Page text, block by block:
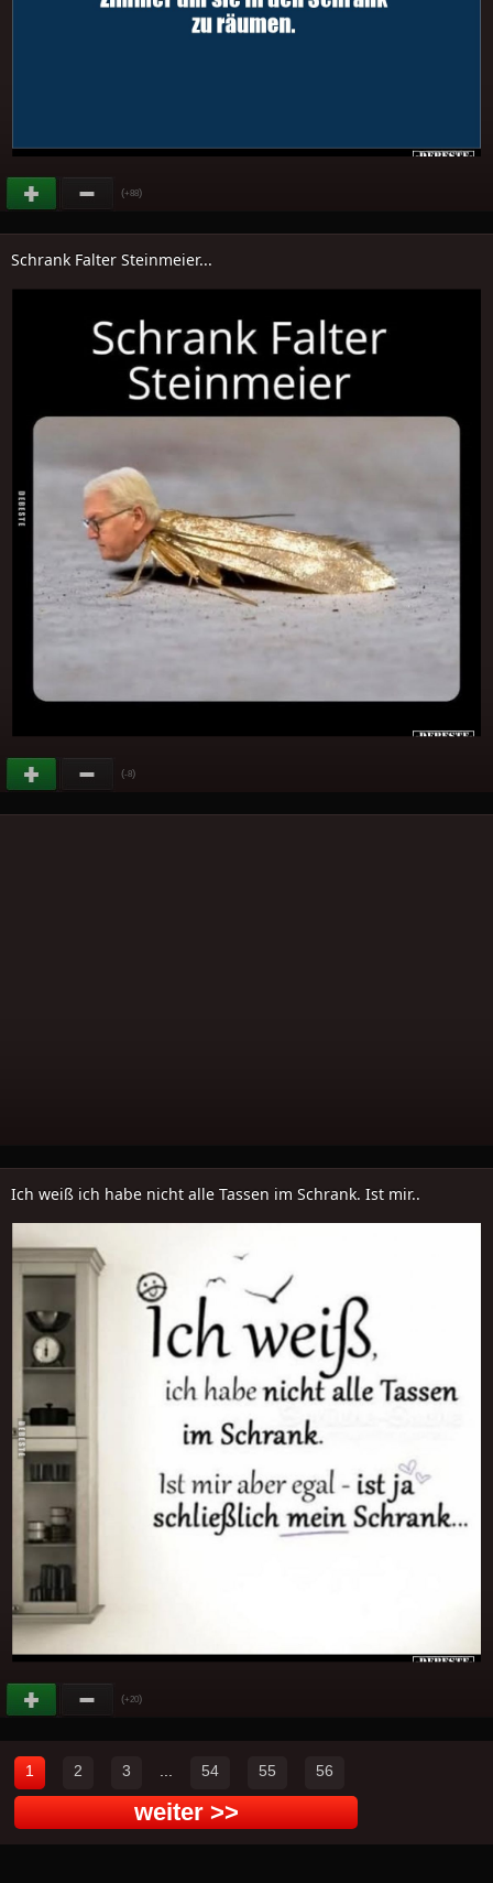
(+88)
Schrank Falter Steinmeier...
(-8)
Ich weiß ich habe nicht alle Tassen im Schrank. Ist mir..
(+20)
1 2 3 54 55 56
weiter >>